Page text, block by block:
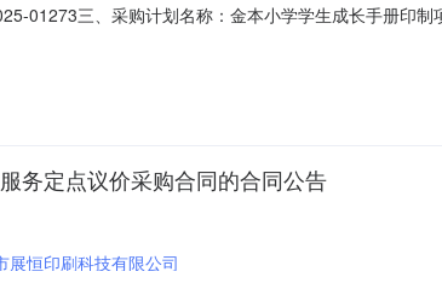
01273三、采购计划名称：金本小学学生成长手册印制
务定点议价采购合同的合同公告
展恒印刷科技有限公司